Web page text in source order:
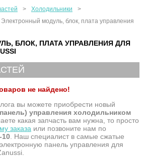
> Холодильники
>
Электронный модуль, блок, плата управления
БЛОК, ПЛАТА УПРАВЛЕНИЯ ДЛЯ
не найдено!
вы можете приобрести новый
управления холодильником
какая запчасть вам нужна, то просто
заказаили позвоните нам по
10. Наш специалист в самые сжатые
панель управления для